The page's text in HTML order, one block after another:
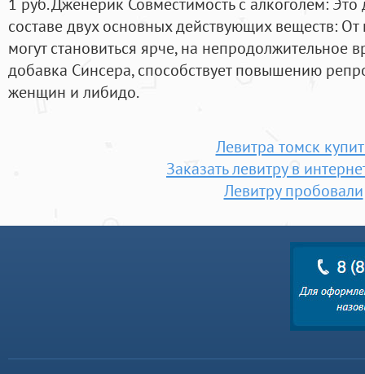
составе двух основных действующих веществ: От
могут становиться ярче, на непродолжительное
добавка Синсера, способствует повышению
женщин и либидо.
Левитра томск
Заказать левитру в
Левитру пробовали